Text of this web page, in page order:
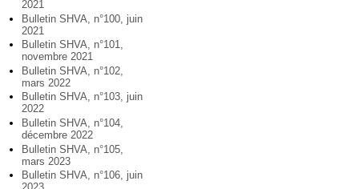
2021
Bulletin SHVA, n°100, juin
2021
Bulletin SHVA, n°101,
novembre 2021
Bulletin SHVA, n°102,
mars 2022
Bulletin SHVA, n°103, juin
2022
Bulletin SHVA, n°104,
décembre 2022
Bulletin SHVA, n°105,
mars 2023
Bulletin SHVA, n°106, juin